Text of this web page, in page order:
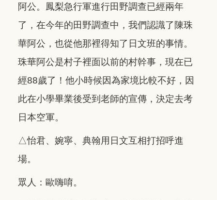
阿公。鳳梨急行軍進行田野調查已經兩年
了，在今年的田野調查中，我們認識了陳珠
華阿公，也從他那裡得知了日文班的事情。
珠華阿公是村子裡面以前的村幹事，現在已
經88歲了！他小時候因為家境比較不好，因
此在小學畢業後受到老師的宣傳，決定去考
日本空軍。
△怡君、婉寧、典翰用日文互相打招呼進
場。
眾人：歐嗨唷。